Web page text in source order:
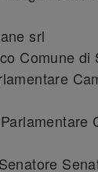
srl
Comune di